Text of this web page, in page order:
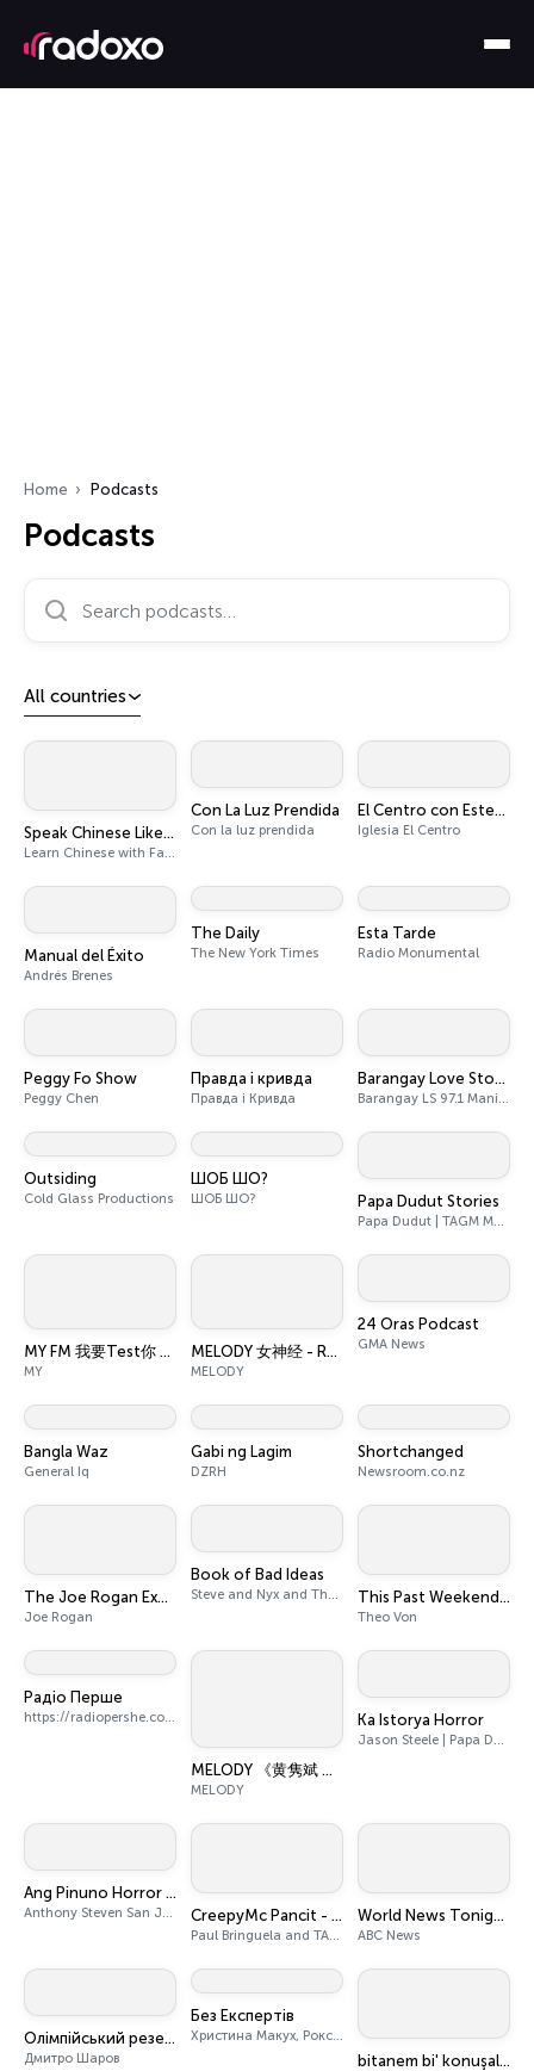
Home Podcasts
Podcasts
Search podcasts…
All countries
Speak Chinese Like A Taiwanese Local
Learn Chinese with Fangfang
Con La Luz Prendida
Con la luz prendida
El Centro con Esteban Solís
Iglesia El Centro
Manual del Éxito
Andrés Brenes
The Daily
The New York Times
Esta Tarde
Radio Monumental
Peggy Fo Show
Peggy Chen
Правда і кривда
Правда і Кривда
Barangay Love Stories
Barangay LS 97.1 Manila | GMA Network Inc.
Outsiding
Cold Glass Productions
ШОБ ШО?
ШОБ ШО? Papa Dudut Stories
Papa Dudut | TAGM Marketing Solutions Inc.
MY FM 我要Test你 - Radio Station [CHI]
MY
MELODY 女神经 - Radio Station [CHI]
MELODY
24 Oras Podcast
GMA News
Bangla Waz
General Iq
Gabi ng Lagim
DZRH
Shortchanged
Newsroom.co.nz
The Joe Rogan Experience
Joe Rogan
Book of Bad Ideas
Steve and Nyx and The Pod Network This Past Weekend w/ Theo Von
Theo Von
Радіо Перше
https://radiopershe.com
MELODY 《黄隽斌 财汇说》- Radio Station [CHI]
MELODY
Ka Istorya Horror
Jason Steele | Papa Dudut | TAGM Marketing Solutions Inc.
Ang Pinuno Horror Podcast
Anthony Steven San Juan and TAGM Marketing Solutions Inc. CreepyMc Pancit - Tagalog Horror Stories
Paul Bringuela and TAGM Marketing Solutions Inc.
World News Tonight with David Muir
ABC News
Олімпійський резерв
Дмитро Шаров
Без Експертів
Христина Макух, Роксолана Кіт та Ярослав Борисюк
bitanem bi' konuşalım seninle